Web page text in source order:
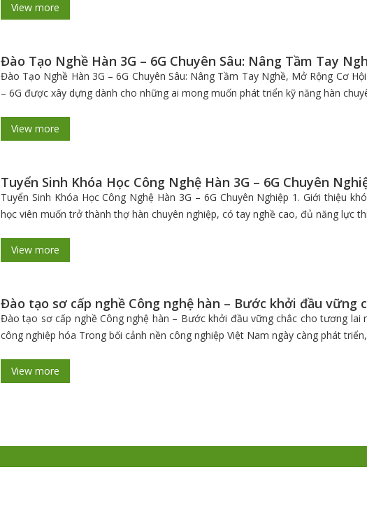
View more
Đào Tạo Nghề Hàn 3G – 6G Chuyên Sâu: Nâng Tầm Tay
Đào Tạo Nghề Hàn 3G – 6G Chuyên Sâu: Nâng Tầm Tay Nghề, Mở Rộng Cơ
– 6G được xây dựng dành cho những ai mong muốn phát triển kỹ năng hàn
View more
Tuyển Sinh Khóa Học Công Nghệ Hàn 3G – 6G Chuyên
Tuyển Sinh Khóa Học Công Nghệ Hàn 3G – 6G Chuyên Nghiệp 1. Giới thiệu
học viên muốn trở thành thợ hàn chuyên nghiệp, có tay nghề cao, đủ năng lực
View more
Đào tạo sơ cấp nghề Công nghệ hàn – Bước khởi đầu vững
Đào tạo sơ cấp nghề Công nghệ hàn – Bước khởi đầu vững chắc cho tương
công nghiệp hóa Trong bối cảnh nền công nghiệp Việt Nam ngày càng phát
View more